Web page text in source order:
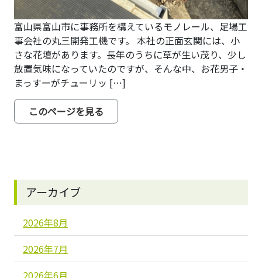
富山県富山市に事務所を構えているモノレール、足場工
事会社の丸三開発工機です。 本社の正面玄関には、小
さな花壇があります。長年のうちに草が生い茂り、少し
放置気味になっていたのですが、そんな中、お花男子・
まっすーがチューリッ […]
このページを見る
アーカイブ
2026年8月
2026年7月
2026年6月